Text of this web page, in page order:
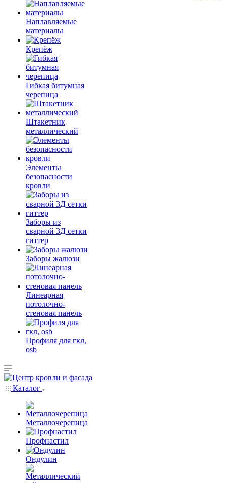
Наплавляемые
материалы
Крепёж
Гибкая битумная
черепица
Штакетник
металлический
Элементы
безопасности
кровли
Заборы из
сварной 3Д сетки
гиттер
Заборы жалюзи
Линеарная
потолочно-
стеновая панель
Профиля для гкл,
osb
Каталог
Металлочерепица
Профнастил
Ондулин